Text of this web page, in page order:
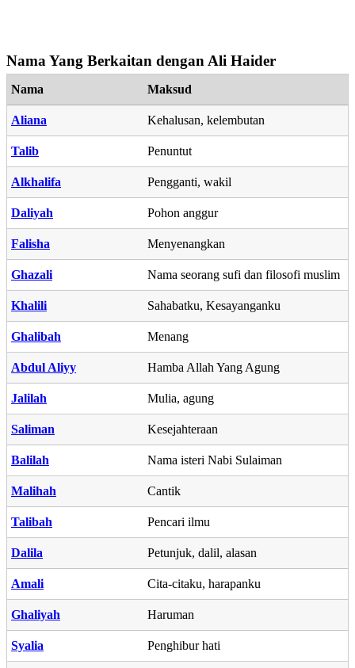
Nama Yang Berkaitan dengan Ali Haider
Nama Maksud
Aliana Kehalusan, kelembutan
Talib Penuntut
Alkhalifa Pengganti, wakil
Daliyah Pohon anggur
Falisha Menyenangkan
Ghazali Nama seorang sufi dan filosofi muslim
Khalili Sahabatku, Kesayanganku
Ghalibah Menang
Abdul Aliyy Hamba Allah Yang Agung
Jalilah Mulia, agung
Saliman Kesejahteraan
Balilah Nama isteri Nabi Sulaiman
Malihah Cantik
Talibah Pencari ilmu
Dalila Petunjuk, dalil, alasan
Amali Cita-citaku, harapanku
Ghaliyah Haruman
Syalia Penghibur hati